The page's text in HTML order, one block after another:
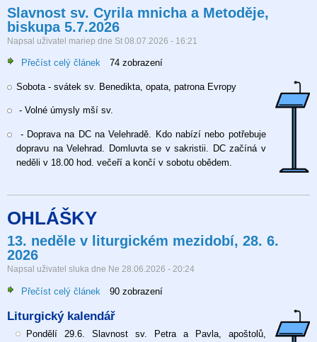
Slavnost sv. Cyrila mnicha a Metoděje,
biskupa 5.7.2026
Napsal uživatel mariep dne St 08.07.2026 - 16:21
Přečíst celý článek
sv.
a
Metoděje,
biskupa
74 zobrazení
Sobota - svátek sv. Benedikta, opata, patrona Evropy
- Volné úmysly mší sv.
- Doprava na DC na Velehradě. Kdo nabízí nebo potřebuje
dopravu na Velehrad. Domluvta se v sakristii. DC začíná v
neděli v 18.00 hod. večeří a končí v sobotu obědem.
OHLÁŠKY
13. neděle v liturgickém mezidobí, 28. 6.
2026
Napsal uživatel sluka dne Ne 28.06.2026 - 20:24
Přečíst celý článek
neděle
v
90 zobrazení
Liturgický kalendář
Pondělí 29.6. Slavnost sv. Petra a Pavla, apoštolů,